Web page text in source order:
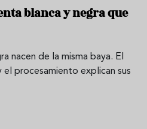
blanca y negra que
nacen de la misma baya. El
procesamiento explican sus